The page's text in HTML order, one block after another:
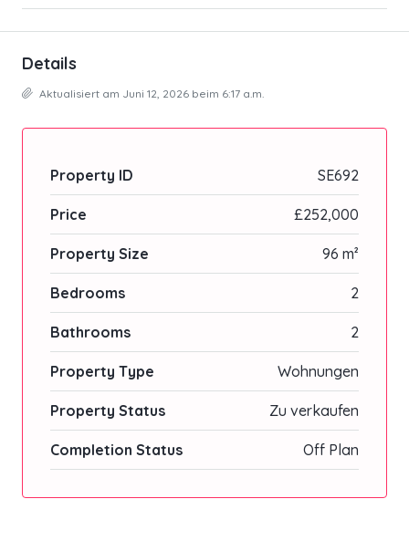
Details
Aktualisiert am Juni 12, 2026 beim 6:17 a.m.
Property ID SE692
Price £252,000
Property Size 96 m²
Bedrooms 2
Bathrooms 2
Property Type Wohnungen
Property Status Zu verkaufen
Completion Status Off Plan